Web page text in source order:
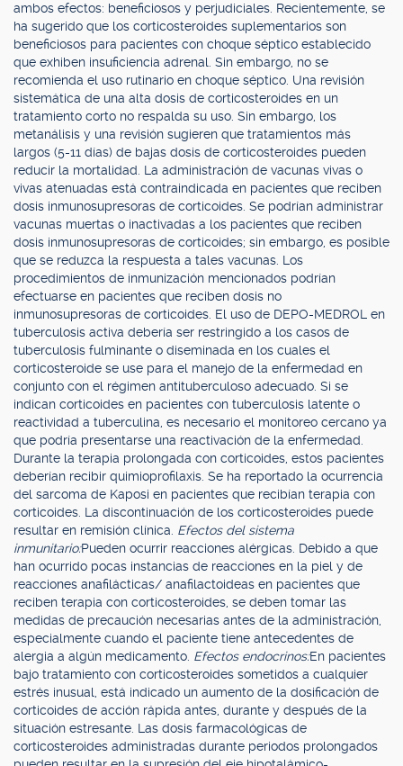
ambos efectos: beneficiosos y perjudiciales. Recientemente, se
ha sugerido que los corticosteroides suplementarios son
beneficiosos para pacientes con choque séptico establecido
que exhiben insuficiencia adrenal. Sin embargo, no se
recomienda el uso rutinario en choque séptico. Una revisión
sistemática de una alta dosis de corticosteroides en un
tratamiento corto no respalda su uso. Sin embargo, los
metanálisis y una revisión sugieren que tratamientos más
largos (5-11 días) de bajas dosis de corticosteroides pueden
reducir la mortalidad. La administración de vacunas vivas o
vivas atenuadas está contraindicada en pacientes que reciben
dosis inmunosupresoras de corticoides. Se podrían administrar
vacunas muertas o inactivadas a los pacientes que reciben
dosis inmunosupresoras de corticoides; sin embargo, es posible
que se reduzca la respuesta a tales vacunas. Los
procedimientos de inmunización mencionados podrían
efectuarse en pacientes que reciben dosis no
inmunosupresoras de corticoides. El uso de DEPO-MEDROL en
tuberculosis activa debería ser restringido a los casos de
tuberculosis fulminante o diseminada en los cuales el
corticosteroide se use para el manejo de la enfermedad en
conjunto con el régimen antituberculoso adecuado. Si se
indican corticoides en pacientes con tuberculosis latente o
reactividad a tuberculina, es necesario el monitoreo cercano ya
que podría presentarse una reactivación de la enfermedad.
Durante la terapia prolongada con corticoides, estos pacientes
deberían recibir quimioprofilaxis. Se ha reportado la ocurrencia
del sarcoma de Kaposi en pacientes que recibían terapia con
corticoides. La discontinuación de los corticosteroides puede
resultar en remisión clínica. Efectos del sistema
inmunitario:Pueden ocurrir reacciones alérgicas. Debido a que
han ocurrido pocas instancias de reacciones en la piel y de
reacciones anafilácticas/ anafilactoideas en pacientes que
reciben terapia con corticosteroides, se deben tomar las
medidas de precaución necesarias antes de la administración,
especialmente cuando el paciente tiene antecedentes de
alergia a algún medicamento. Efectos endocrinos:En pacientes
bajo tratamiento con corticosteroides sometidos a cualquier
estrés inusual, está indicado un aumento de la dosificación de
corticoides de acción rápida antes, durante y después de la
situación estresante. Las dosis farmacológicas de
corticosteroides administradas durante periodos prolongados